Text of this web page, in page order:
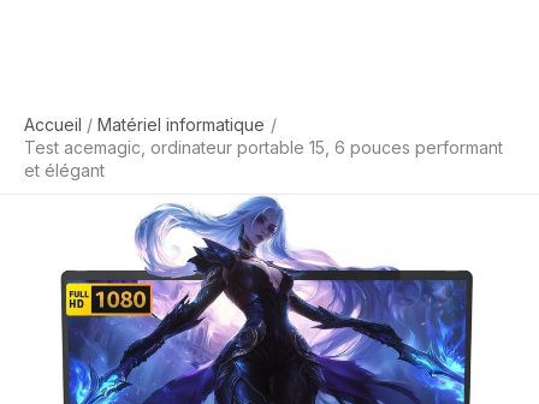
Accueil
Matériel informatique
Test acemagic, ordinateur portable 15, 6 pouces performant
et élégant